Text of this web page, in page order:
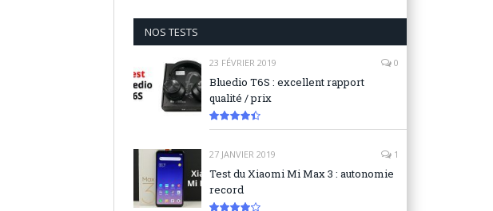
NOS TESTS
23 FÉVRIER 2019 0
Bluedio T6S : excellent rapport
qualité / prix
27 JANVIER 2019 1
Test du Xiaomi Mi Max 3 : autonomie
record